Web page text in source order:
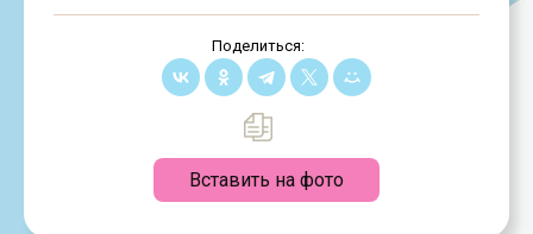
Поделиться:
Вставить на фото